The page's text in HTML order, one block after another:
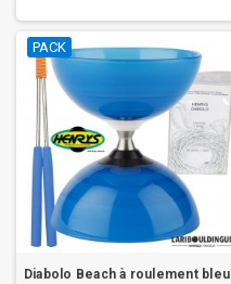
PACK
Diabolo Beach à roulement bleu